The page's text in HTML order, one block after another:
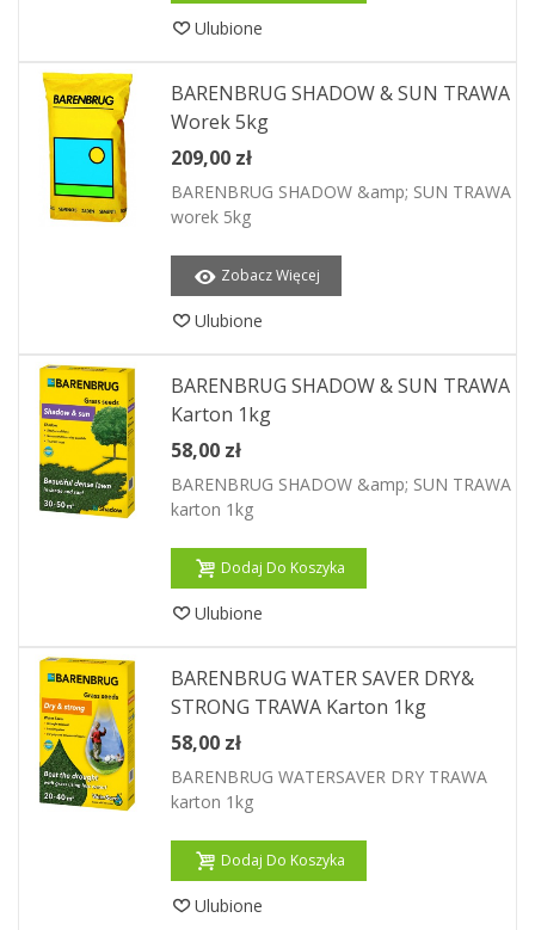
Ulubione
BARENBRUG SHADOW & SUN TRAWA
Worek 5kg
209,00 zł
BARENBRUG SHADOW &amp; SUN TRAWA
worek 5kg
Zobacz Więcej
Ulubione
BARENBRUG SHADOW & SUN TRAWA
Karton 1kg
58,00 zł
BARENBRUG SHADOW &amp; SUN TRAWA
karton 1kg
Dodaj Do Koszyka
Ulubione
BARENBRUG WATER SAVER DRY&
STRONG TRAWA Karton 1kg
58,00 zł
BARENBRUG WATERSAVER DRY TRAWA
karton 1kg
Dodaj Do Koszyka
Ulubione